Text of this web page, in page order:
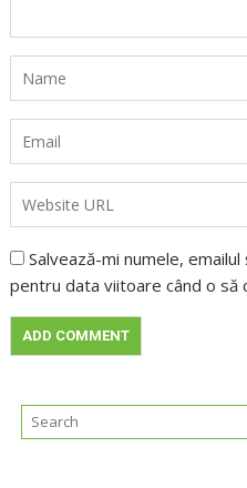
Salvează-mi numele,
pentru data viitoare când o să